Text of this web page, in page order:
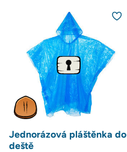
Jednorázová pláštěnka do
deště